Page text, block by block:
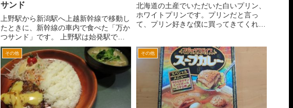
サンド
上野駅から新潟駅へ上越新幹線で移動し
たときに、新幹線の車内で食べた「万か
つサンド」です。 上野駅は始発駅でな
く、途中駅となったためか、駅弁やお土
産もの店などの数が東京駅に比較すると
圧倒的に少ないです。 往時の上野駅の
にぎわいを思い、また東京...
北海道の土産でいただいた白いプリン、
ホワイトプリンです。プリンだと言っ
て、プリン好きな僕に買ってきてくれた
クに入ったゴルフボールみたいな感じで
す。プリンといってもなんか...
その他 その他